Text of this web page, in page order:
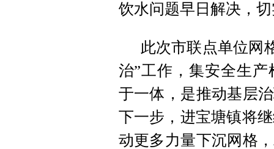
饮水问题早日解决，
此次市联点单位网
治”工作，集安全生
于一体，是推动基层
下一步，进宝塘镇将
动更多力量下沉网格